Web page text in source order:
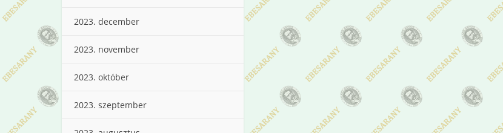
2023. december
2023. november
2023. október
2023. szeptember